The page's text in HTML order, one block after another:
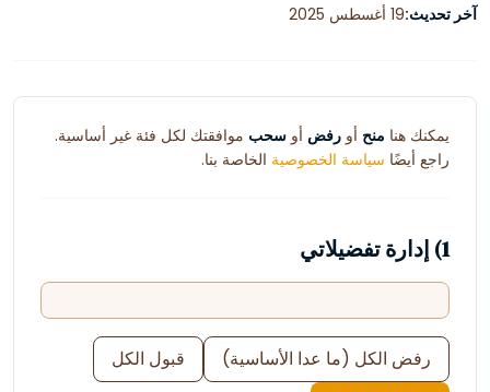
Fulfillment
اتصل بنا
آخر تحديث:19 أغسطس 2025
يمكنك هنا منح أو رفض أو سحب موافقتك لكل فئة غير أساسية.
راجع أيضًا سياسة الخصوصية الخاصة بنا.
1) إدارة تفضيلاتي
رفض الكل (ما عدا الأساسية)
قبول الكل